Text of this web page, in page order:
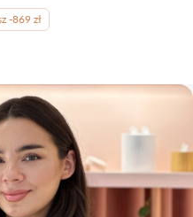
-869 zł